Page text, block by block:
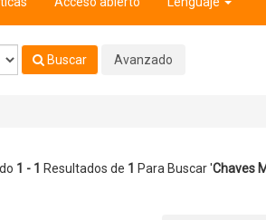
Buscar Avanzado
1 - 1 Resultados de 1 Para Buscar 'Chaves